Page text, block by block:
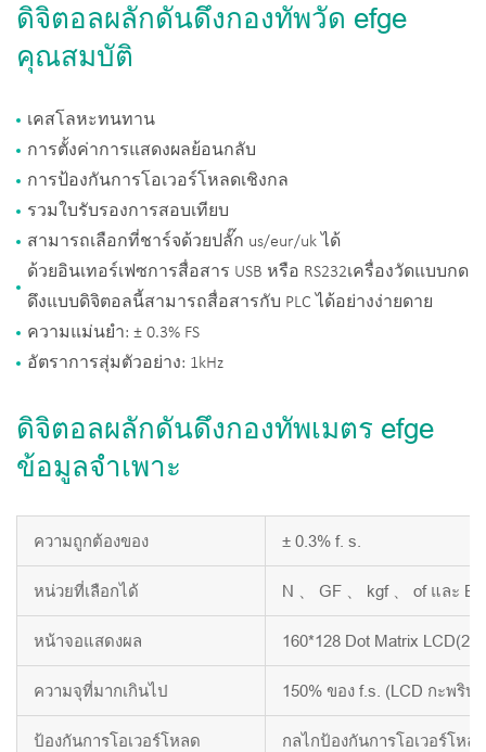
ดิจิตอลผลักดันดึงกองทัพวัด efge
คุณสมบัติ
เคสโลหะทนทาน
การตั้งค่าการแสดงผลย้อนกลับ
การป้องกันการโอเวอร์โหลดเชิงกล
รวมใบรับรองการสอบเทียบ
สามารถเลือกที่ชาร์จด้วยปลั๊ก us/eur/uk ได้
ด้วยอินเทอร์เฟซการสื่อสาร USB หรือ RS232เครื่องวัดแบบกด
ดึงแบบดิจิตอลนี้สามารถสื่อสารกับ PLC ได้อย่างง่ายดาย
ความแม่นยำ: ± 0.3% FS
อัตราการสุ่มตัวอย่าง: 1kHz
ดิจิตอลผลักดันดึงกองทัพเมตร efge
ข้อมูลจำเพาะ
ความถูกต้องของ ± 0.3% f. s.
หน่วยที่เลือกได้ N 、 GF 、 kgf 、 of และ BF
หน้าจอแสดงผล 160*128 Dot Matrix
ความจุที่มากเกินไป 150% ของ f.s. (LCD กะพริบ
ป้องกันการโอเวอร์โหลด กลไกป้องกันการโอเวอร์โหล